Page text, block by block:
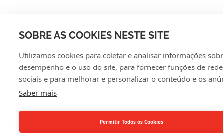
SOBRE AS COOKIES NESTE SITE
Utilizamos cookies para coletar e analisar informações
desempenho e o uso do site, para fornecer funções de
sociais e para melhorar e personalizar o conteúdo e os
Saber mais
Permitir Todos os Cookies